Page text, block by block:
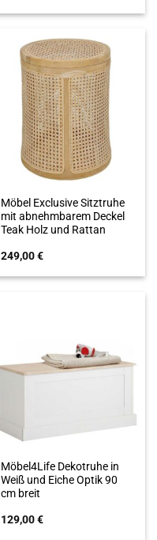
Möbel Exclusive Sitztruhe
mit abnehmbarem Deckel
Teak Holz und Rattan
249,00€
Möbel4Life Dekotruhe in
Weiß und Eiche Optik 90
cm breit
129,00€